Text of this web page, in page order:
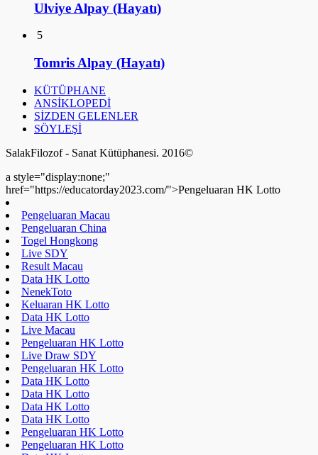
Ulviye Alpay (Hayatı)
5
Tomris Alpay (Hayatı)
KÜTÜPHANE
ANSİKLOPEDİ
SİZDEN GELENLER
SÖYLEŞİ
SalakFilozof - Sanat Kütüphanesi. 2016©
a style="display:none;"
href="https://educatorday2023.com/">Pengeluaran HK Lotto
Pengeluaran Macau
Pengeluaran China
Togel Hongkong
Live SDY
Result Macau
Data HK Lotto
NenekToto
Keluaran HK Lotto
Data HK Lotto
Live Macau
Pengeluaran HK Lotto
Live Draw SDY
Pengeluaran HK Lotto
Data HK Lotto
Data HK Lotto
Data HK Lotto
Data HK Lotto
Pengeluaran HK Lotto
Pengeluaran HK Lotto